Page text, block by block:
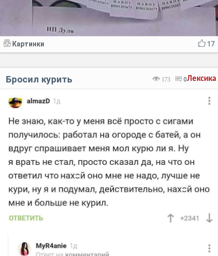
17
Картинки
Лексика
173 0
Бросил курить